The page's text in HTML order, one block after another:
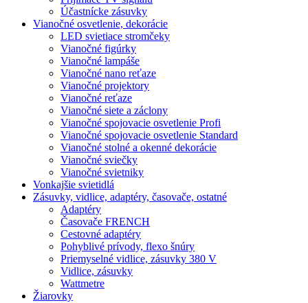
Účastnícke zásuvky
Vianočné osvetlenie, dekorácie
LED svietiace stromčeky
Vianočné figúrky
Vianočné lampáše
Vianočné nano reťaze
Vianočné projektory
Vianočné reťaze
Vianočné siete a záclony
Vianočné spojovacie osvetlenie Profi
Vianočné spojovacie osvetlenie Standard
Vianočné stolné a okenné dekorácie
Vianočné sviečky
Vianočné svietniky
Vonkajšie svietidlá
Zásuvky, vidlice, adaptéry, časovače, ostatné
Adaptéry
Časovače FRENCH
Cestovné adaptéry
Pohyblivé prívody, flexo šnúry
Priemyselné vidlice, zásuvky 380 V
Vidlice, zásuvky
Wattmetre
Žiarovky